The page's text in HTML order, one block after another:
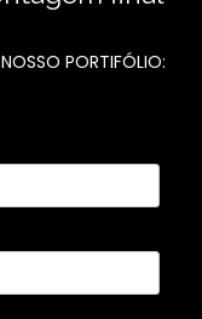
PORTIFÓLIO: